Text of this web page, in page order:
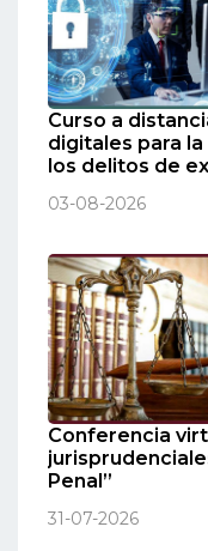
Curso a
digitales para
los delitos de
03-08-2026
Conferencia
Penal”
31-07-2026